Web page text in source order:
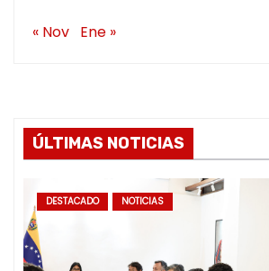
« Nov Ene »
ÚLTIMAS NOTICIAS
DESTACADO NOTICIAS